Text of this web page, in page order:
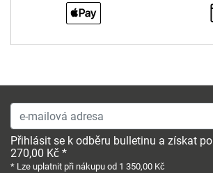
e-mailová adresa
Přihlásit se k odběru bulletinu a získat
270,00 Kč *
* Lze uplatnit při nákupu od 1 350,00 Kč